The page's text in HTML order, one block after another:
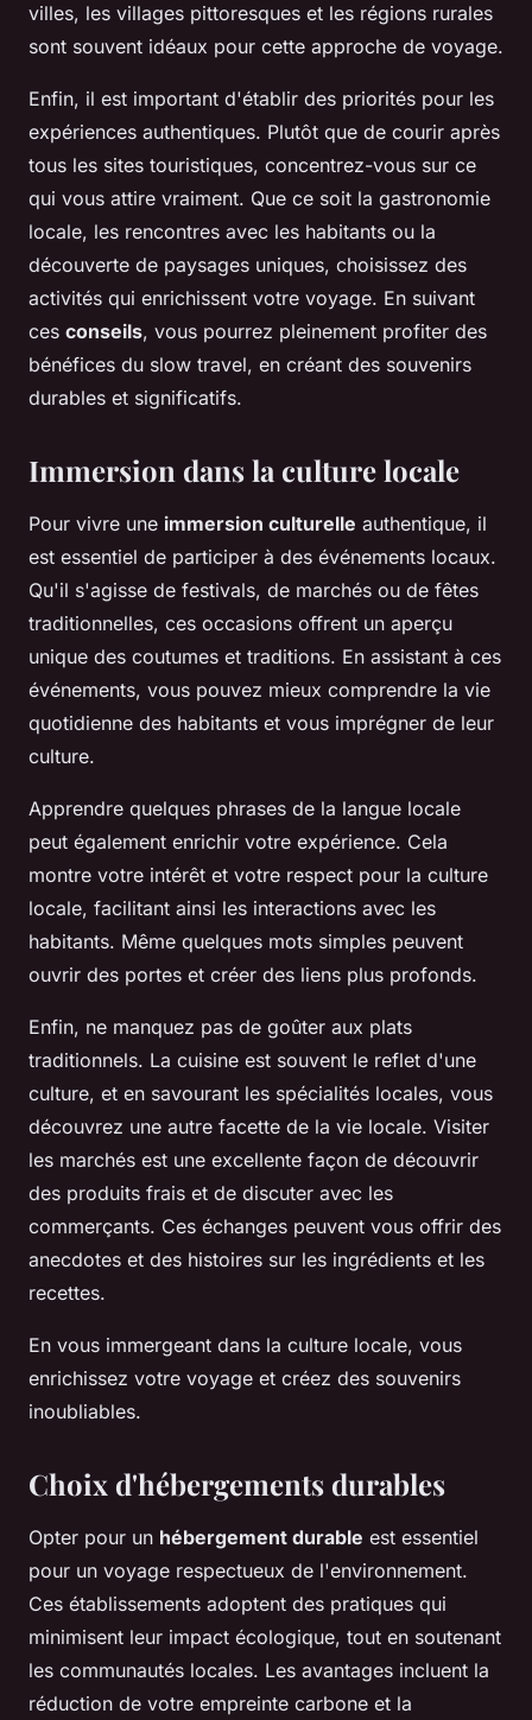
villes, les villages pittoresques et les régions rurales
sont souvent idéaux pour cette approche de voyage.
Enfin, il est important d'établir des priorités pour les
expériences authentiques. Plutôt que de courir après
tous les sites touristiques, concentrez-vous sur ce
qui vous attire vraiment. Que ce soit la gastronomie
locale, les rencontres avec les habitants ou la
découverte de paysages uniques, choisissez des
activités qui enrichissent votre voyage. En suivant
ces conseils, vous pourrez pleinement profiter des
bénéfices du slow travel, en créant des souvenirs
durables et significatifs.
Immersion dans la culture locale
Pour vivre une immersion culturelle authentique, il
est essentiel de participer à des événements locaux.
Qu'il s'agisse de festivals, de marchés ou de fêtes
traditionnelles, ces occasions offrent un aperçu
unique des coutumes et traditions. En assistant à ces
événements, vous pouvez mieux comprendre la vie
quotidienne des habitants et vous imprégner de leur
culture.
Apprendre quelques phrases de la langue locale
peut également enrichir votre expérience. Cela
montre votre intérêt et votre respect pour la culture
locale, facilitant ainsi les interactions avec les
habitants. Même quelques mots simples peuvent
ouvrir des portes et créer des liens plus profonds.
Enfin, ne manquez pas de goûter aux plats
traditionnels. La cuisine est souvent le reflet d'une
culture, et en savourant les spécialités locales, vous
découvrez une autre facette de la vie locale. Visiter
les marchés est une excellente façon de découvrir
des produits frais et de discuter avec les
commerçants. Ces échanges peuvent vous offrir des
anecdotes et des histoires sur les ingrédients et les
recettes.
En vous immergeant dans la culture locale, vous
enrichissez votre voyage et créez des souvenirs
inoubliables.
Choix d'hébergements durables
Opter pour un hébergement durable est essentiel
pour un voyage respectueux de l'environnement.
Ces établissements adoptent des pratiques qui
minimisent leur impact écologique, tout en soutenant
les communautés locales. Les avantages incluent la
réduction de votre empreinte carbone et la